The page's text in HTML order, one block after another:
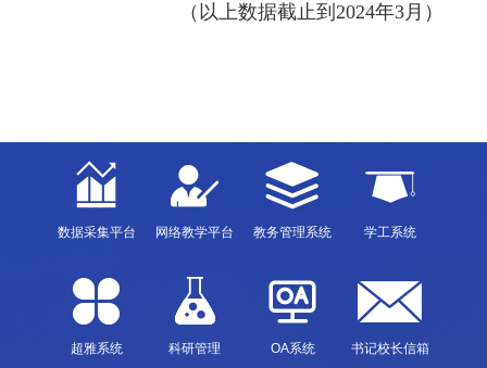
（以上数据截止到2024年3月）
数据采集平台 网络教学平台 教务管理系统 学工系统
超雅系统 科研管理 OA系统 书记校长信箱